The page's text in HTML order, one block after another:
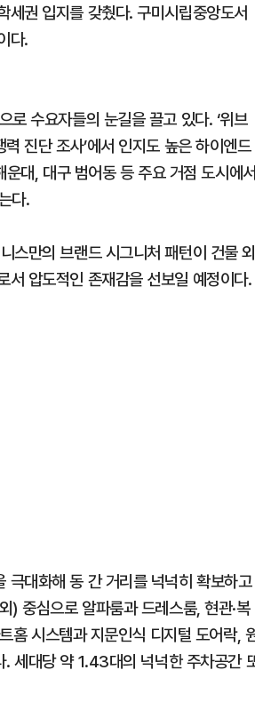
세권 입지를 갖췄다. 구미시립중앙도서
다.
로 수요자들의 눈길을 끌고 있다. ‘위브
진단 조사’에서 인지도 높은 하이엔드
대, 대구 범어동 등 주요 거점 도시에
다.
스만의 브랜드 시그니처 패턴이 건물
서 압도적인 존재감을 선보일 예정이다.
극대화해 동 간 거리를 넉넉히 확보하고
) 중심으로 알파룸과 드레스룸, 현관·복
홈 시스템과 지문인식 디지털 도어락,
세대당 약 1.43대의 넉넉한 주차공간